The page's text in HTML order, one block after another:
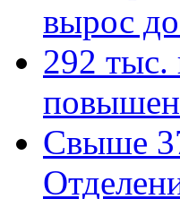
вырос
292 тыс.
Свыше